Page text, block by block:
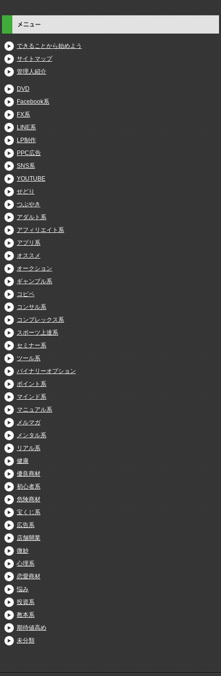
メニュー
できることから始めよう
サイトマップ
管理人紹介
DVD
Facebook系
FX系
LINE系
LP制作
PPC広告
SNS系
YOUTUBE
せどり
つぶやき
アダルト系
アフィリエイト系
アプリ系
オススメ
オークション
ギャンブル系
コピペ
コンサル系
コンプレックス系
スポーツ上達系
セミナー系
ツール系
バイナリーオプション
ポイント系
マインド系
マニュアル系
メルマガ
メンタル系
リアル系
健康
優良商材
初心者系
危険商材
宝くじ系
広告系
店舗開業
微妙
心理系
恋愛商材
悩み
投資系
教本系
期待値高め
未分類